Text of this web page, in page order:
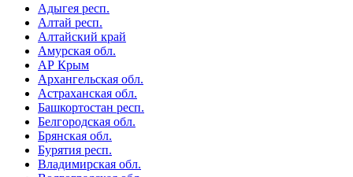
Адыгея респ.
Алтай респ.
Алтайский край
Амурская обл.
АР Крым
Архангельская обл.
Астраханская обл.
Башкортостан респ.
Белгородская обл.
Брянская обл.
Бурятия респ.
Владимирская обл.